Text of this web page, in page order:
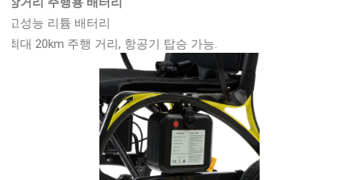
고성능 리튬 배터리
최대 20km 주행 거리, 항공기 탑승 가능.